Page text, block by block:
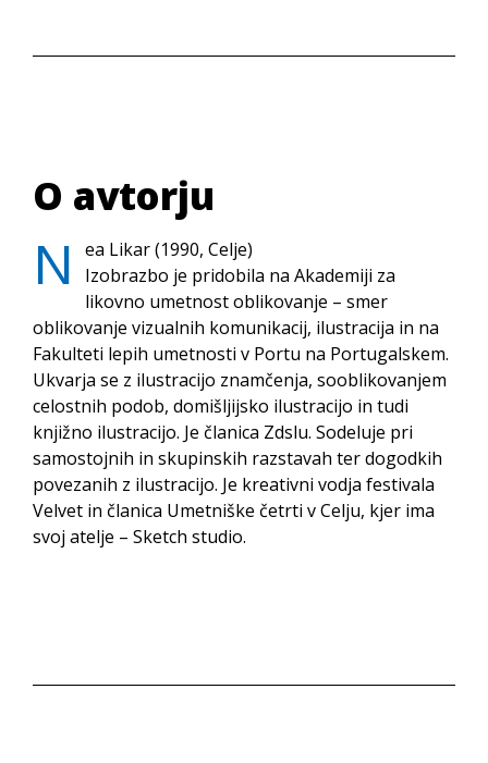
O avtorju
N
ea Likar (1990, Celje)
Izobrazbo je pridobila na Akademiji za
likovno umetnost oblikovanje – smer
oblikovanje vizualnih komunikacij, ilustracija in na
Fakulteti lepih umetnosti v Portu na Portugalskem.
Ukvarja se z ilustracijo znamčenja, sooblikovanjem
celostnih podob, domišljijsko ilustracijo in tudi
knjižno ilustracijo. Je članica Zdslu. Sodeluje pri
samostojnih in skupinskih razstavah ter dogodkih
povezanih z ilustracijo. Je kreativni vodja festivala
Velvet in članica Umetniške četrti v Celju, kjer ima
svoj atelje – Sketch studio.